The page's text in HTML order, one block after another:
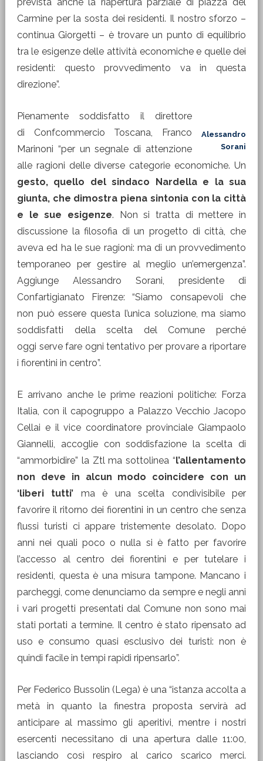
Carmine per la sosta dei residenti. Il nostro sforzo –
continua Giorgetti – è trovare un punto di equilibrio
tra le esigenze delle attività economiche e quelle dei
residenti: questo provvedimento va in questa
direzione”.
Alessandro
Sorani
Pienamente soddisfatto il direttore
di Confcommercio Toscana, Franco
Marinoni “per un segnale di attenzione
alle ragioni delle diverse categorie economiche. Un
gesto, quello del sindaco Nardella e la sua
giunta, che dimostra piena sintonia con la città
e le sue esigenze. Non si tratta di mettere in
discussione la filosofia di un progetto di città, che
aveva ed ha le sue ragioni: ma di un provvedimento
temporaneo per gestire al meglio un’emergenza”.
Aggiunge Alessandro Sorani, presidente di
Confartigianato Firenze: “Siamo consapevoli che
non può essere questa l’unica soluzione, ma siamo
soddisfatti della scelta del Comune perché
oggi serve fare ogni tentativo per provare a riportare
i fiorentini in centro”.
E arrivano anche le prime reazioni politiche: Forza
Italia, con il capogruppo a Palazzo Vecchio Jacopo
Cellai e il vice coordinatore provinciale Giampaolo
Giannelli, accoglie con soddisfazione la scelta di
“ammorbidire” la Ztl ma sottolinea “l’allentamento
non deve in alcun modo coincidere con un
‘liberi tutti’ ma è una scelta condivisibile per
favorire il ritorno dei fiorentini in un centro che senza
flussi turisti ci appare tristemente desolato. Dopo
anni nei quali poco o nulla si è fatto per favorire
l’accesso al centro dei fiorentini e per tutelare i
residenti, questa è una misura tampone. Mancano i
parcheggi, come denunciamo da sempre e negli anni
i vari progetti presentati dal Comune non sono mai
stati portati a termine. Il centro è stato ripensato ad
uso e consumo quasi esclusivo dei turisti: non è
quindi facile in tempi rapidi ripensarlo”.
Per Federico Bussolin (Lega) è una “istanza accolta a
metà in quanto la finestra proposta servirà ad
anticipare al massimo gli aperitivi, mentre i nostri
esercenti necessitano di una apertura dalle 11:00,
lasciando così respiro al carico scarico merci.